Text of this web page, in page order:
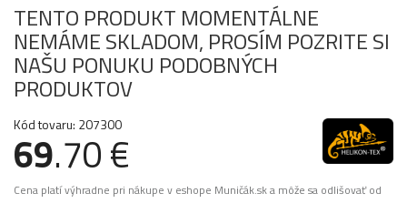
TENTO PRODUKT MOMENTÁLNE
NEMÁME SKLADOM, PROSÍM POZRITE SI
NAŠU PONUKU PODOBNÝCH
PRODUKTOV
Kód tovaru: 207300
69.70 €
Cena platí výhradne pri nákupe v eshope Muničák.sk a môže sa odlišovať od